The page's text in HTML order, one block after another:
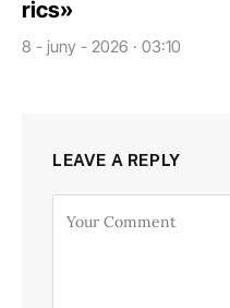
rics»
8 - juny - 2026 · 03:10
LEAVE A REPLY